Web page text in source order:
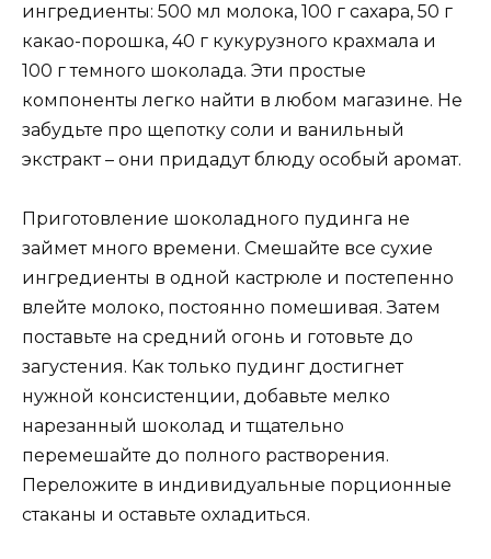
ингредиенты: 500 мл молока, 100 г сахара, 50 г
какао-порошка, 40 г кукурузного крахмала и
100 г темного шоколада. Эти простые
компоненты легко найти в любом магазине. Не
забудьте про щепотку соли и ванильный
экстракт – они придадут блюду особый аромат.
Приготовление шоколадного пудинга не
займет много времени. Смешайте все сухие
ингредиенты в одной кастрюле и постепенно
влейте молоко, постоянно помешивая. Затем
поставьте на средний огонь и готовьте до
загустения. Как только пудинг достигнет
нужной консистенции, добавьте мелко
нарезанный шоколад и тщательно
перемешайте до полного растворения.
Переложите в индивидуальные порционные
стаканы и оставьте охладиться.